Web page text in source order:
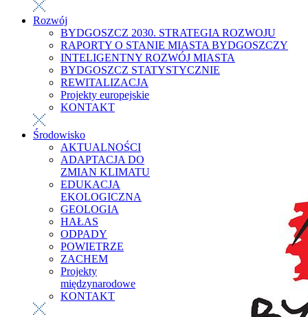
Rozwój
BYDGOSZCZ 2030. STRATEGIA ROZWOJU
RAPORTY O STANIE MIASTA BYDGOSZCZY
INTELIGENTNY ROZWÓJ MIASTA
BYDGOSZCZ STATYSTYCZNIE
REWITALIZACJA
Projekty europejskie
KONTAKT
Środowisko
AKTUALNOŚCI
ADAPTACJA DO
ZMIAN KLIMATU
EDUKACJA
EKOLOGICZNA
GEOLOGIA
HAŁAS
ODPADY
POWIETRZE
ZACHEM
Projekty
międzynarodowe
KONTAKT